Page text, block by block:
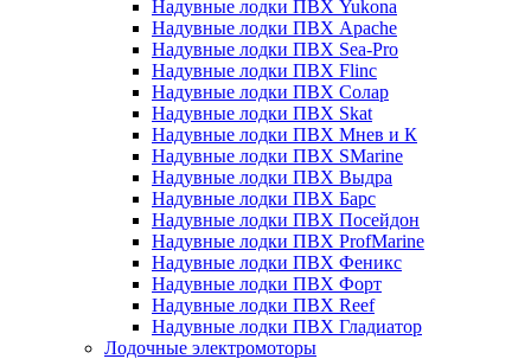
Надувные лодки ПВХ Yukona
Надувные лодки ПВХ Apache
Надувные лодки ПВХ Sea-Pro
Надувные лодки ПВХ Flinc
Надувные лодки ПВХ Солар
Надувные лодки ПВХ Skat
Надувные лодки ПВХ Мнев и К
Надувные лодки ПВХ SMarine
Надувные лодки ПВХ Выдра
Надувные лодки ПВХ Барс
Надувные лодки ПВХ Посейдон
Надувные лодки ПВХ ProfMarine
Надувные лодки ПВХ Феникс
Надувные лодки ПВХ Форт
Надувные лодки ПВХ Reef
Надувные лодки ПВХ Гладиатор
Лодочные электромоторы